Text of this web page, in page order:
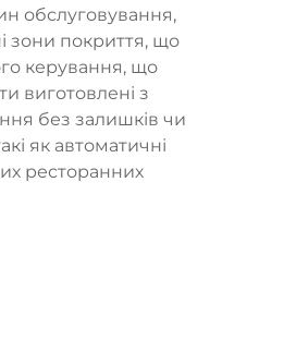
обслуговування,
зони покриття, що
керування, що
виготовлені з
без залишків чи
як автоматичні
ресторанних